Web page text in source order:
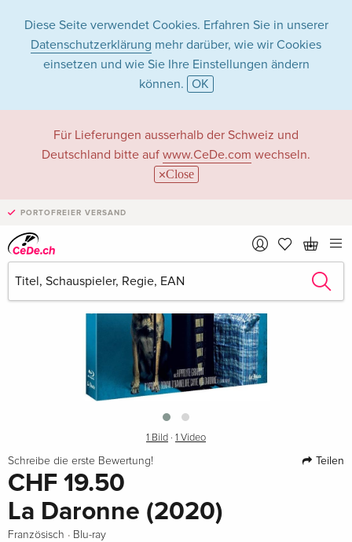
Diese Seite verwendet Cookies. Erfahren Sie in unserer
Datenschutzerklärung mehr darüber, wie wir Cookies
einsetzen und wie Sie Ihre Einstellungen ändern
können. OK
Für Lieferungen ausserhalb der Schweiz und
Deutschland bitte auf www.CeDe.com wechseln.
Close
PORTOFREIER VERSAND
1 Bild · 1 Video
Schreibe die erste Bewertung! Teilen
CHF 19.50
La Daronne (2020)
Französisch · Blu-ray